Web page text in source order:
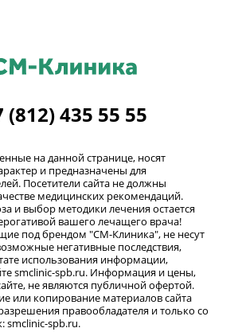
(812) 435 55 55
на данной странице, носят
и предназначены для
Посетители сайта не должны
медицинских рекомендаций.
и выбор методики лечения остается
вашего лечащего врача!
под брендом "СМ-Клиника", не несут
негативные последствия,
использования информации,
smclinic-spb.ru. Информация и цены,
не являются публичной офертой.
или копирование материалов сайта
правообладателя и только со
smclinic-spb.ru.